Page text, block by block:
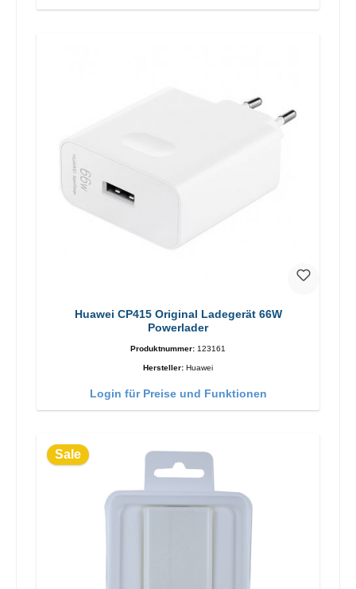
Huawei CP415 Original Ladegerät 66W
Powerlader
Produktnummer: 123161
Hersteller: Huawei
Login für Preise und Funktionen
Sale